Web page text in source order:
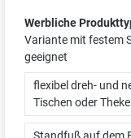
Werbliche
Variante mit festem
geeignet
flexibel dreh- und
Tischen oder